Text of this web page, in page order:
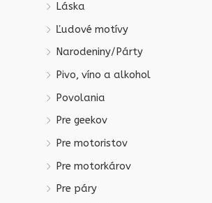
Láska
Ľudové motívy
Narodeniny/Párty
Pivo, víno a alkohol
Povolania
Pre geekov
Pre motoristov
Pre motorkárov
Pre páry